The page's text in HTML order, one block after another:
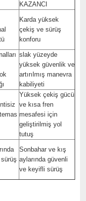
KAZANCI
Karda yüksek
çekiş ve sürüş
konforu
slak yüzeyde
yüksek güvenlik ve
artırılmış manevra
kabiliyeti
Yüksek çekiş gücü
ve kısa fren
mesafesi için
geliştirilmiş yol
tutuş
Sonbahar ve kış
aylarında güvenli
ve keyifli sürüş